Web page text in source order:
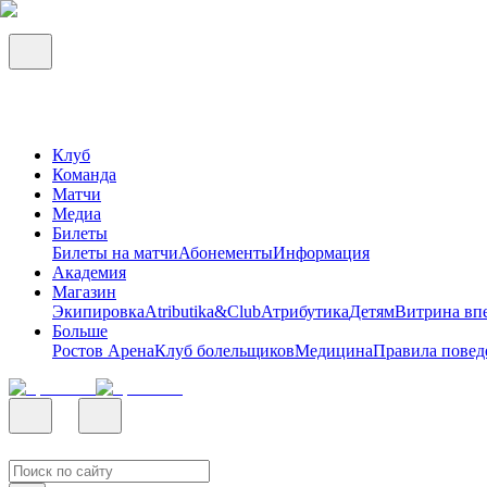
Клуб
Команда
Матчи
Медиа
Билеты
Билеты на матчиАбонементыИнформация
Академия
Магазин
ЭкипировкаAtributika&ClubАтрибутикаДетямВитрина
Больше
Ростов АренаКлуб болельщиковМедицинаПравила